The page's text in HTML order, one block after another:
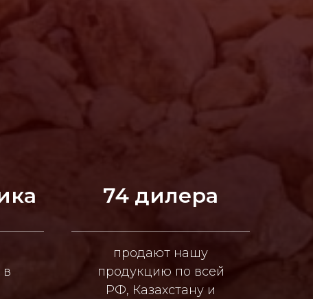
в
74 дилера
продают нашу
продукцию по всей
РФ, Казахстану и